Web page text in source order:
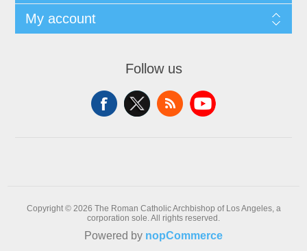
My account
Follow us
Copyright © 2026 The Roman Catholic Archbishop of Los Angeles, a
corporation sole. All rights reserved.
Powered by nopCommerce